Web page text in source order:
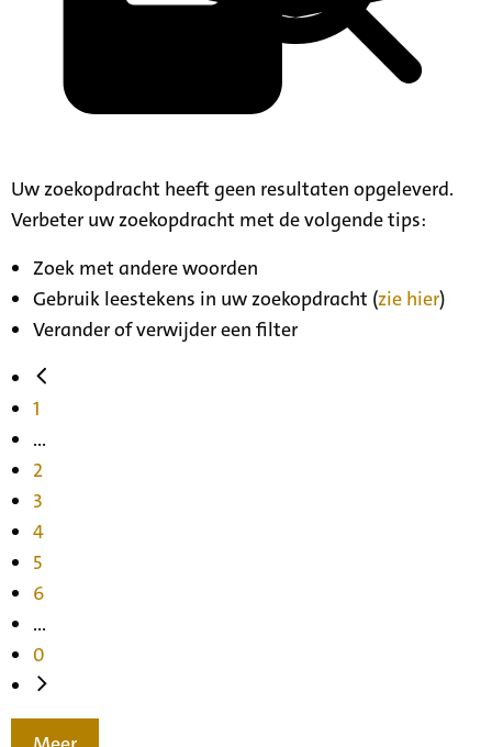
Uw zoekopdracht heeft geen resultaten opgeleverd.
Verbeter uw zoekopdracht met de volgende tips:
Zoek met andere woorden
Gebruik leestekens in uw zoekopdracht (zie hier)
Verander of verwijder een filter
1
...
2
3
4
5
6
...
0